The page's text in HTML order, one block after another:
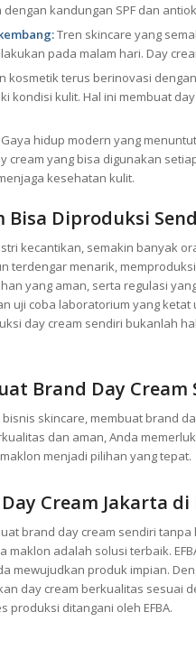
dengan kandungan SPF dan
Tren skincare yang
pada malam hari. Day
kosmetik terus berinovasi
kondisi kulit. Hal ini membuat
Gaya hidup modern yang
cream yang bisa digunakan
kesehatan kulit.
Bisa Diproduksi
kecantikan, semakin banyak
terdengar menarik,
yang aman, serta regulasi
uji coba laboratorium yang
day cream sendiri bukanlah
Brand Day Cream
bisnis skincare, membuat brand
dan aman, Anda
menjadi pilihan yang tepat.
Cream Jakarta di
brand day cream sendiri
maklon adalah solusi terbaik.
mewujudkan produk impian.
day cream berkualitas sesuai
produksi ditangani oleh EFBA.